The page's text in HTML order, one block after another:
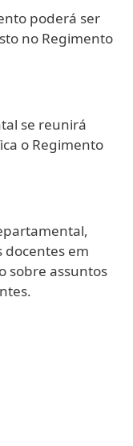
poderá ser
no Regimento
se reunirá
o Regimento
docentes em
sobre assuntos